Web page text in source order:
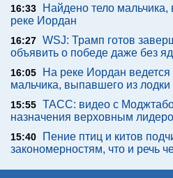
16:33
Найдено тело
реке Иордан
16:27 WSJ: Трамп готов
объявить о победе даже без
16:05
На реке Иордан ведется
мальчика, выпавшего из лодки
15:55 ТАСС: видео с
назначения верховным
15:40
Пение птиц и китов
закономерностям, что и речь